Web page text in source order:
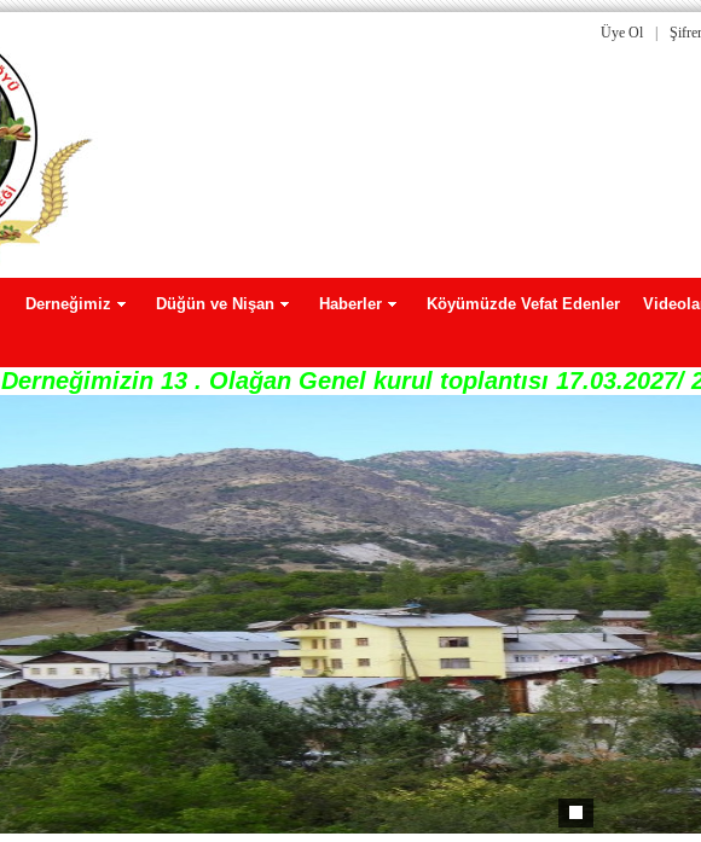
Üye Ol
Derneğimiz Düğün ve Nişan Haberler Köyümüzde Vefat Edenler
Derneğimizin 13 . Olağan Genel kurul toplantısı 17.03.2027/